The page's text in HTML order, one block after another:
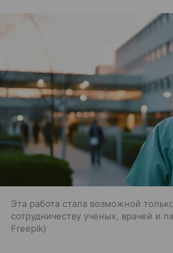
Эта работа стала возможной
сотрудничеству ученых, врачей и
Freepik